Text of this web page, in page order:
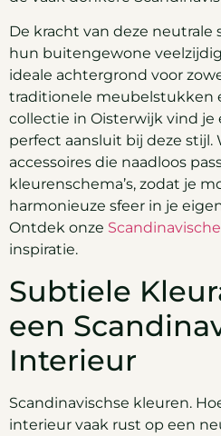
De kracht van deze
hun buitengewone
ideale achtergrond voor
traditionele meubelstukken
collectie in Oisterwijk vind je
perfect aansluit bij deze
accessoires die naadloos
kleurenschema’s, zodat je
harmonieuze sfeer in je
Ontdek onze
inspiratie.
Subtiele
een
Interieur
Scandinavischse kleuren.
interieur vaak rust op een